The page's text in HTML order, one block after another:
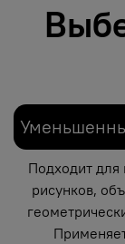
Подходит для
рисунков,